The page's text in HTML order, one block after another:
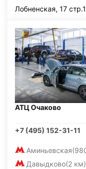
Лобненская, 17 стр.1
АТЦ Очаково
+7 (495) 152-31-11
Аминьевская
Давыдково(2 км)